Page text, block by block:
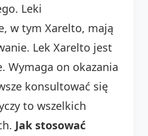
Leki
w tym Xarelto, mają
Lek Xarelto jest
Wymaga on okazania
konsultować się
to wszelkich
Jak stosować